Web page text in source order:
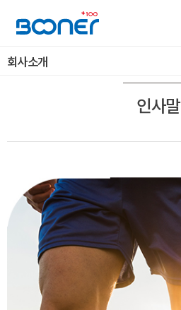
회사소개
인사말